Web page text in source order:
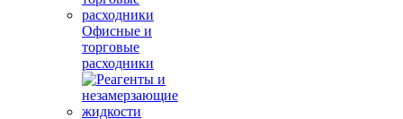
Офисные и
торговые
расходники